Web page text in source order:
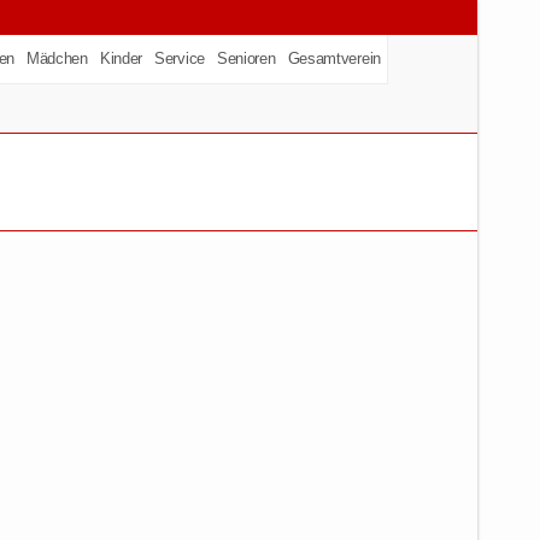
Mädchen Kinder Service Senioren Gesamtverein